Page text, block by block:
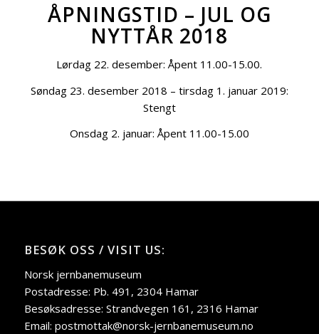
ÅPNINGSTID – JUL OG
NYTTÅR 2018
Lørdag 22. desember: Åpent 11.00-15.00.
Søndag 23. desember 2018 – tirsdag 1. januar 2019:
Stengt
Onsdag 2. januar: Åpent 11.00-15.00
BESØK OSS / VISIT US:
Norsk jernbanemuseum
Postadresse: Pb. 491, 2304 Hamar
Besøksadresse: Strandvegen 161, 2316 Hamar
Email: postmottak@norsk-jernbanemuseum.no